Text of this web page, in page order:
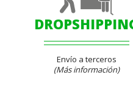
Envío a terceros
(Más información)